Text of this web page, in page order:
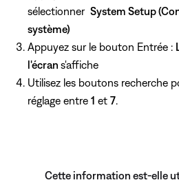
sélectionner System Setup
système)
Appuyez sur le bouton Entrée :
l'écran s'affiche
Utilisez les boutons recherche
réglage entre 1 et 7
Cette information est-elle